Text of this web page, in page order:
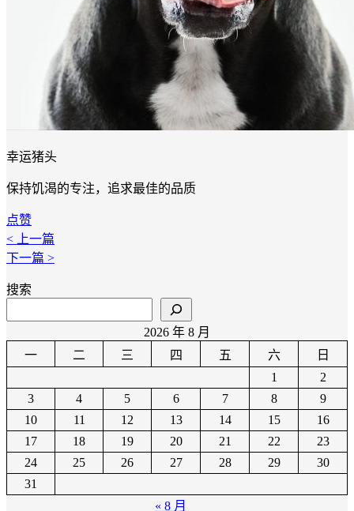
幸运猪头
保持饥渴的专注，追求最佳的品质
点赞
< 上一篇
下一篇 >
搜索
2026 年 8 月
一
二 三 四 五 六
日
1
2
3
4 5 6 7 8
9
10
11 12 13 14 15
16
17
18 19 20 21 22
23
24
25 26 27 28 29
30
31
« 8 月